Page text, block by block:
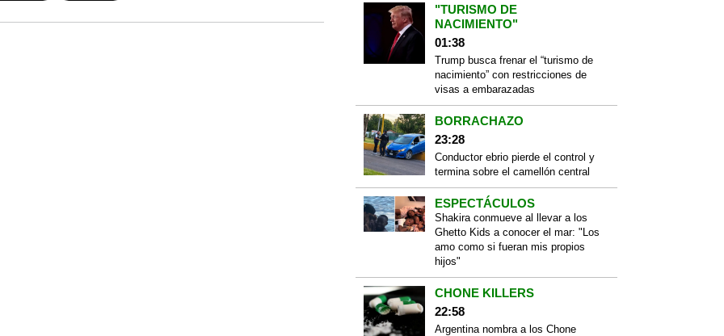
"TURISMO DE
NACIMIENTO"
01:38
Trump busca frenar el “turismo de
nacimiento” con restricciones de
visas a embarazadas
BORRACHAZO
23:28
Conductor ebrio pierde el control y
termina sobre el camellón central
ESPECTÁCULOS
Shakira conmueve al llevar a los
Ghetto Kids a conocer el mar: "Los
amo como si fueran mis propios
hijos"
CHONE KILLERS
22:58
Argentina nombra a los Chone